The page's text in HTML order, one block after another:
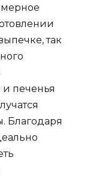
так
печенья
Благодаря